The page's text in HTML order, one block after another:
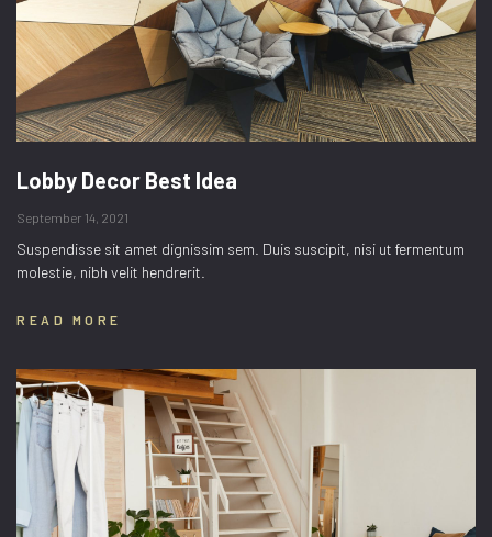
Lobby Decor Best Idea
September 14, 2021
Suspendisse sit amet dignissim sem. Duis suscipit, nisi ut fermentum
molestie, nibh velit hendrerit.
READ MORE